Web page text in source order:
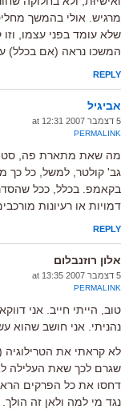
מרגיש. אולי בהמשך
שלא עומד בפני עצמו,
המשכו נראה (אם בכלל)
REPLY
אביגיל
5 דצמבר 2007 at 12:31
PERMALINK
מה שאת מתארת פה,
גב' קולטר, למשל, כל כך
בקאמפ. בכלל, ככל
דמויות או רעיונות
REPLY
אלון רוזנבלום
5 דצמבר 2007 at 13:35
PERMALINK
טוב, הייתי חייב. אני
נהניתי. אני חושב שהוא
לא קראתי את
שגרם לכך שאת העלילה
דחסו את כל הפרקים
נגד מי למה ולאן זה